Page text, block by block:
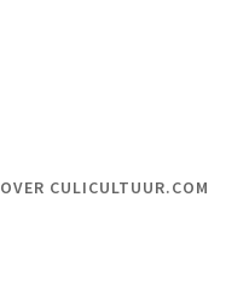
OVER CULICULTUUR.COM